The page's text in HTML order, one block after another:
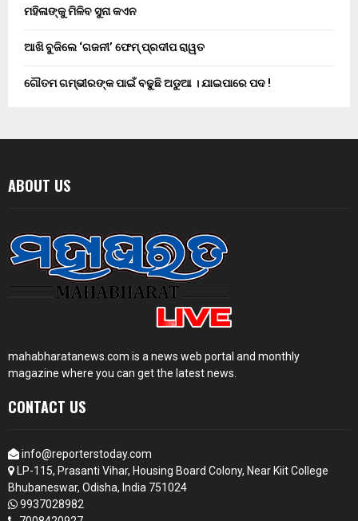
ମହିଳାଙ୍କୁ ମିଳିବ ସୁନା କଏନ
ଆଖି ବୁଜିଲେ ‘ଗଜନୀ’ ଫେମ୍ ପ୍ରଦୀପ ରାୱତ
ଗୌତମ ଗମ୍ଭୀରଙ୍କ ପାଇଁ ବଢୁଛି ଅଡୁଆ । ଯାଇପାରେ ପଦ !
ABOUT US
mahabharatanews.com is a news web portal and monthly
magazine where you can get the latest news.
CONTACT US
info@reporterstoday.com
LP-115, Prasanti Vihar, Housing Board Colony, Near Kiit College
Bhubaneswar, Odisha, India 751024
9937028982